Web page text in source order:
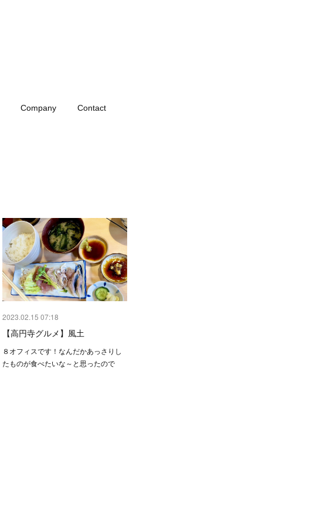
Company Contact
2023.02.15 07:18
【高円寺グルメ】風土
８オフィスです！なんだかあっさりし
たものが食べたいな～と思ったので